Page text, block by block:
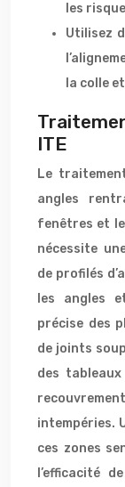
les
Utilisez
la colle
ITE
Le
angles
fenêtres et
nécessite
de profilés
les angles
précise des
de joints
des
intempéries.
ces zones
l’efficacité